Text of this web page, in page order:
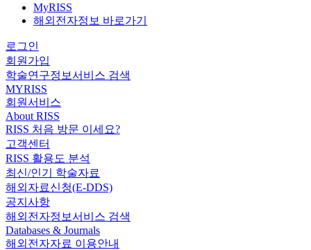
MyRISS
해외전자정보 바로가기
로그인
회원가입
학술연구정보서비스 검색
MYRISS
회원서비스
About RISS
RISS 처음 방문 이세요?
고객센터
RISS 활용도 분석
최신/인기 학술자료
해외자료신청(E-DDS)
공지사항
해외전자정보서비스 검색
Databases & Journals
해외전자자료 이용안내